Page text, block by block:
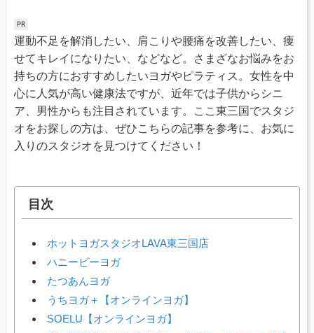
運動不足を解消したい、肩こりや腰痛を改善したい、痩
せてキレイになりたい、などなど。さまざなお悩みをお
持ちの方におすすめしたいヨガやピラティス。女性を中
心に人気が高い健康法ですが、近年では子供からシニ
ア、男性からも注目されています。ここ東三国でスタジ
オをお探しの方は、ぜひこちらの記事を参考に、お気に
入りのスタジオを見つけてください！
目次
ホットヨガスタジオLAVA東三国店
ハニービーヨガ
たつあんヨガ
うちヨガ＋【オンラインヨガ】
SOELU【オンラインヨガ】